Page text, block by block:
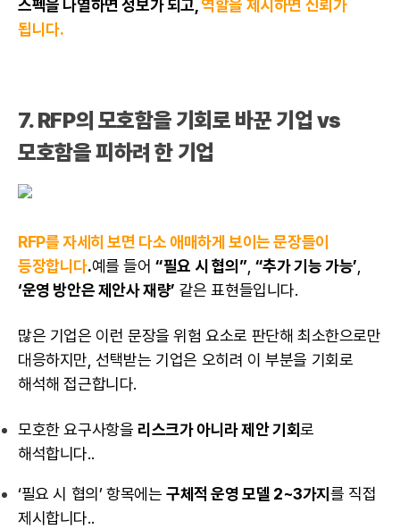
스펙을 나열하면 정보가 되고,역할을 제시하면 신뢰가
됩니다.
7. RFP의 모호함을 기회로 바꾼 기업 vs
모호함을 피하려 한 기업
RFP를 자세히 보면 다소 애매하게 보이는 문장들이
등장합니다.예를 들어“필요 시 협의”, “추가 기능 가능’
‘운영 방안은 제안사 재량’ 같은 표현들입니다.
많은 기업은 이런 문장을 위험 요소로 판단해 최소한으로만
대응하지만, 선택받는 기업은 오히려 이 부분을 기회로
해석해 접근합니다.
모호한요구사항을 리스크가 아니라 제안 기회로
해석합니다..
‘필요 시 협의’ 항목에는 구체적 운영 모델 2~3가지를 직접
제시합니다..